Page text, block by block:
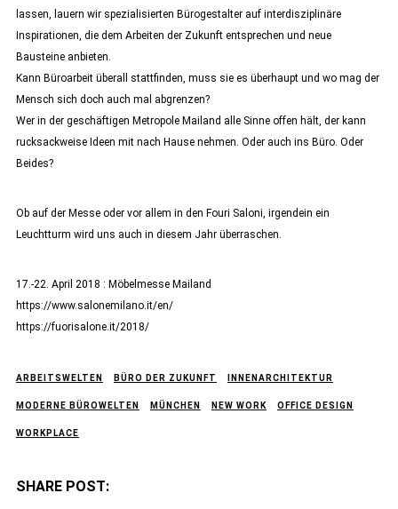
lassen, lauern wir spezialisierten Bürogestalter auf interdisziplinäre
Inspirationen, die dem Arbeiten der Zukunft entsprechen und neue
Bausteine anbieten.
Kann Büroarbeit überall stattfinden, muss sie es überhaupt und wo mag der
Mensch sich doch auch mal abgrenzen?
Wer in der geschäftigen Metropole Mailand alle Sinne offen hält, der kann
rucksackweise Ideen mit nach Hause nehmen. Oder auch ins Büro. Oder
Beides?
Ob auf der Messe oder vor allem in den Fouri Saloni, irgendein ein
Leuchtturm wird uns auch in diesem Jahr überraschen.
17.-22. April 2018 : Möbelmesse Mailand
https://www.salonemilano.it/en/
https://fuorisalone.it/2018/
ARBEITSWELTEN BÜRO DER ZUKUNFT INNENARCHITEKTUR
MODERNE BÜROWELTEN MÜNCHEN NEW WORK OFFICE DESIGN
WORKPLACE
SHARE POST: